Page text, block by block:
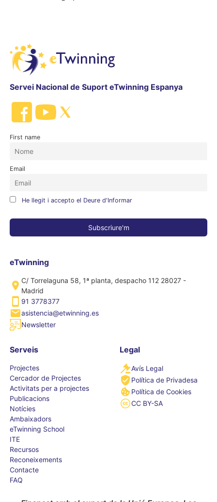
Servei Nacional de Suport eTwinning Espanya
First name
Email
He llegit i accepto el Deure d'Informar
eTwinning
C/ Torrelaguna 58, 1ª planta, despacho 112 28027 -
Madrid
91 3778377
asistencia@etwinning.es
Newsletter
Serveis
Projectes
Cercador de Projectes
Activitats per a projectes
Publicacions
Notícies
Ambaixadors
eTwinning School
ITE
Recursos
Reconeixements
Contacte
FAQ
Legal
Avís Legal
Política de Privadesa
Política de Cookies
CC BY-SA